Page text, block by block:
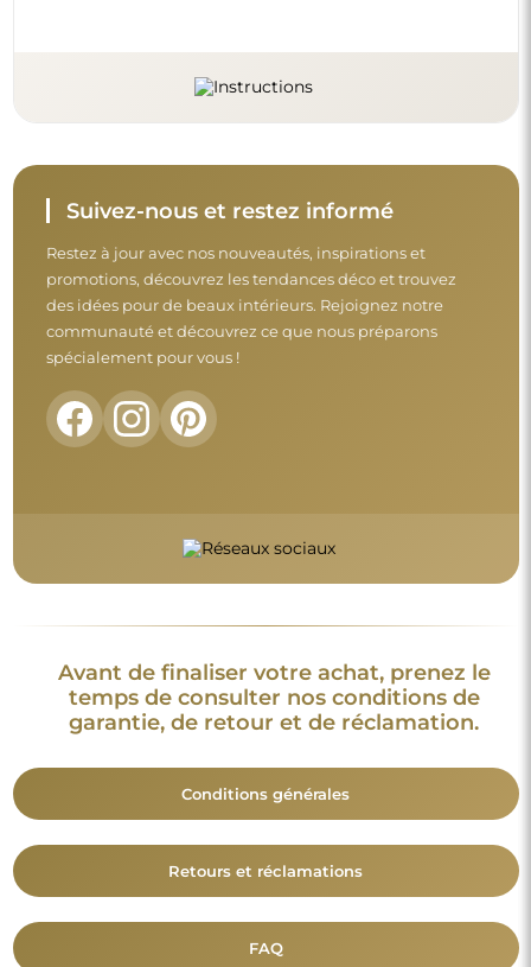
Suivez-nous et restez informé
Restez à jour avec nos nouveautés, inspirations et
promotions, découvrez les tendances déco et trouvez
des idées pour de beaux intérieurs. Rejoignez notre
communauté et découvrez ce que nous préparons
spécialement pour vous !
Avant de finaliser votre achat, prenez le
temps de consulter nos conditions de
garantie, de retour et de réclamation.
Conditions générales
Retours et réclamations
FAQ